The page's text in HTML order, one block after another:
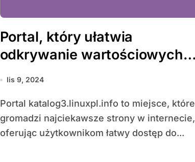
Portal, który ułatwia
odkrywanie wartościowych
treści w internecie
lis 9, 2024
Portal katalog3.linuxpl.info to miejsce, które
gromadzi najciekawsze strony w internecie,
oferując użytkownikom łatwy dostęp do...